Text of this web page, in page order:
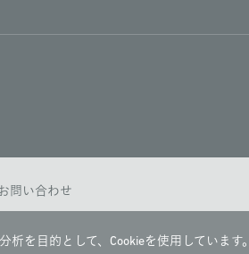
お問い合わせ
を目的として、Cookieを使用しています。